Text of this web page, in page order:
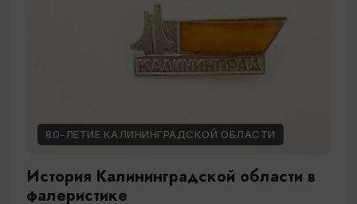
80-ЛЕТИЕ КАЛИНИНГРАДСКОЙ ОБЛАСТИ
История Калининградской области в
фалеристике